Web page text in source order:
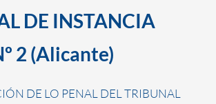
DE INSTANCIA
2 (Alicante)
DE LO PENAL DEL TRIBUNAL